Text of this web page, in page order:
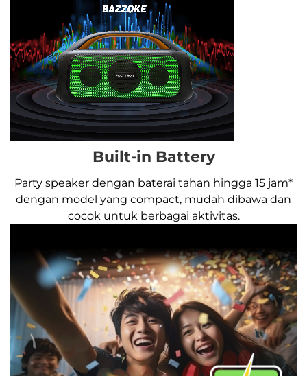
Built-in Battery
Party speaker dengan baterai tahan hingga 15 jam*
dengan model yang compact, mudah dibawa dan
cocok untuk berbagai aktivitas.